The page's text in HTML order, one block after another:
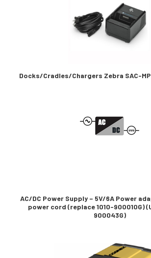
Docks/Cradles/Chargers Zebra SAC-
AC/DC Power Supply – 5V/6A Power
power cord (replace 1010-900010G)
900043G)